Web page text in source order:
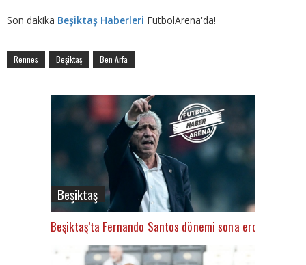
Son dakika Beşiktaş Haberleri FutbolArena'da!
Rennes Beşiktaş Ben Arfa
Beşiktaş
Beşiktaş’ta Fernando Santos dönemi sona erdi